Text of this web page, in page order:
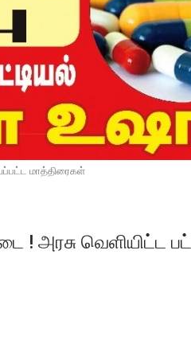
மாத்திரைகள்
! அரசு வெளியிட்ட